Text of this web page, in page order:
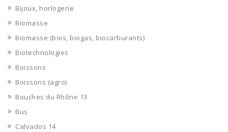
Bijoux, horlogerie
Biomasse
Biomasse (bois, biogas, biocarburants)
Biotechnologies
Boissons
Boissons (agro)
Bouches du Rhône 13
Bus
Calvados 14